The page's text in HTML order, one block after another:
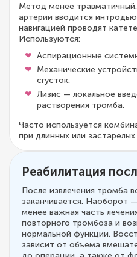
Метод менее
артерии вводится
навигацией проводят
Используются:
Аспирационные
Механические
сгусток.
Лизис — локальное
растворения тромба.
Часто используется
при длинных или
Реабилитация
После извлечения тромба
заканчивается. Наоборот
менее важная часть
повторного тромбоза и
нормальной функции.
зависит от объема